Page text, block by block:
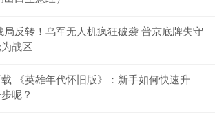
局反转！乌军无人机疯狂破袭 普京底牌失守
战区
《英雄年代怀旧版》：新手如何快速升
呢？